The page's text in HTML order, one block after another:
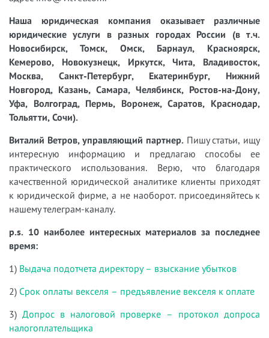
Наша юридическая компания оказывает различные
юридические услуги в разных городах России (в т.ч.
Новосибирск, Томск, Омск, Барнаул, Красноярск,
Кемерово, Новокузнецк, Иркутск, Чита, Владивосток,
Москва, Санкт-Петербург, Екатеринбург, Нижний
Новгород, Казань, Самара, Челябинск, Ростов-на-Дону,
Уфа, Волгоград, Пермь, Воронеж, Саратов, Краснодар,
Тольятти, Сочи).
Виталий Ветров, управляющий партнер. Пишу статьи, ищу
интересную информацию и предлагаю способы ее
практического использования. Верю, что благодаря
качественной юридической аналитике клиенты приходят
к юридической фирме, а не наоборот. присоединяйтесь к
нашему телеграм-каналу.
p.s. 10 наиболее интересных материалов за последнее
время:
1) Выдача подотчета директору – взыскание убытков
2) Срок оплаты векселя – предъявление векселя к оплате
3) Допрос в налоговой проверке – протокол допроса
налогоплательщика